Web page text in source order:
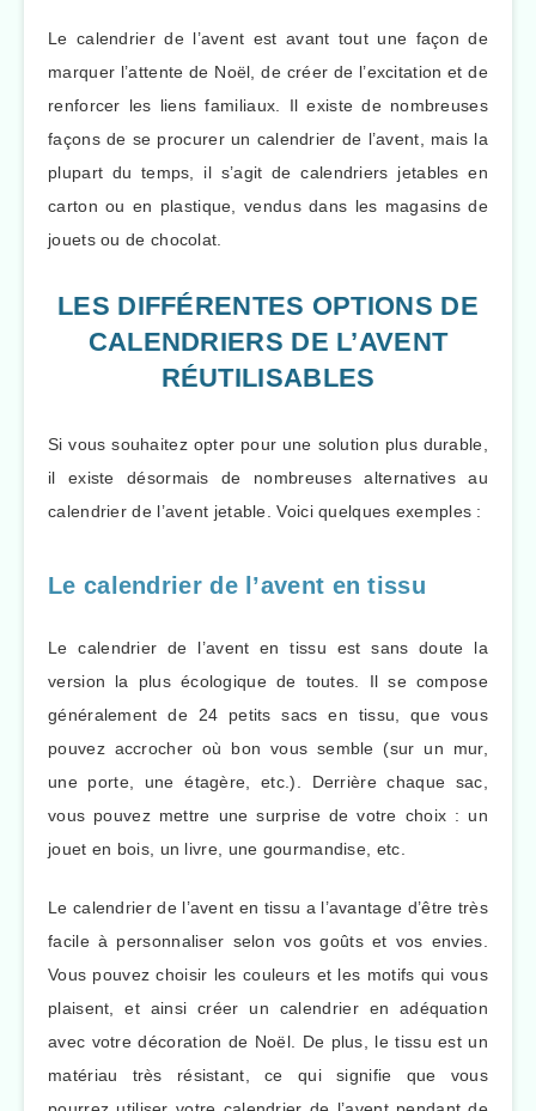
Le calendrier de l’avent est avant tout une façon de
marquer l’attente de Noël, de créer de l’excitation et de
renforcer les liens familiaux. Il existe de nombreuses
façons de se procurer un calendrier de l’avent, mais la
plupart du temps, il s’agit de calendriers jetables en
carton ou en plastique, vendus dans les magasins de
jouets ou de chocolat.
LES DIFFÉRENTES OPTIONS DE
CALENDRIERS DE L’AVENT
RÉUTILISABLES
Si vous souhaitez opter pour une solution plus durable,
il existe désormais de nombreuses alternatives au
calendrier de l’avent jetable. Voici quelques exemples :
Le calendrier de l’avent en tissu
Le calendrier de l’avent en tissu est sans doute la
version la plus écologique de toutes. Il se compose
généralement de 24 petits sacs en tissu, que vous
pouvez accrocher où bon vous semble (sur un mur,
une porte, une étagère, etc.). Derrière chaque sac,
vous pouvez mettre une surprise de votre choix : un
jouet en bois, un livre, une gourmandise, etc.
Le calendrier de l’avent en tissu a l’avantage d’être très
facile à personnaliser selon vos goûts et vos envies.
Vous pouvez choisir les couleurs et les motifs qui vous
plaisent, et ainsi créer un calendrier en adéquation
avec votre décoration de Noël. De plus, le tissu est un
matériau très résistant, ce qui signifie que vous